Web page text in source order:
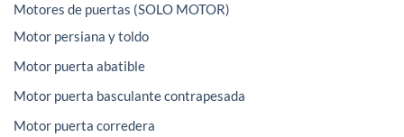
Motores de puertas (SOLO MOTOR)
Motor persiana y toldo
Motor puerta abatible
Motor puerta basculante contrapesada
Motor puerta corredera